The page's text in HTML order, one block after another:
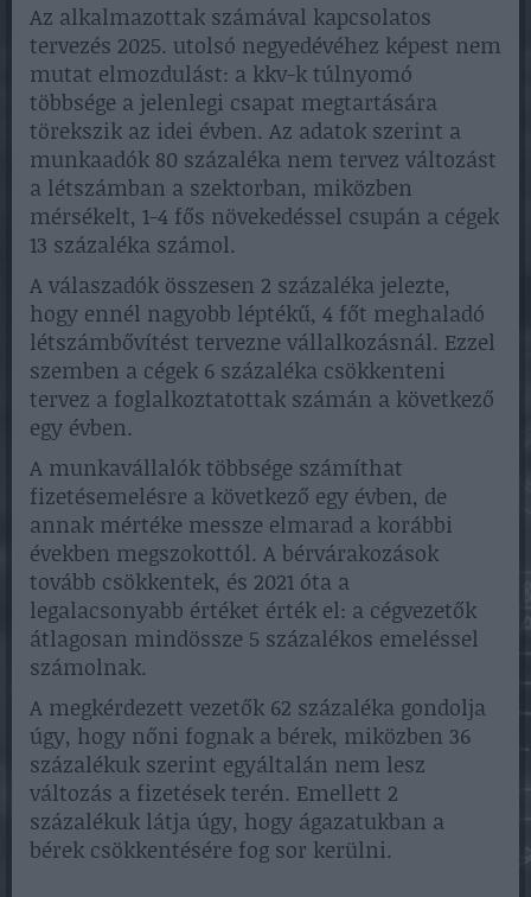
Az alkalmazottak számával kapcsolatos
tervezés 2025. utolsó negyedévéhez képest nem
mutat elmozdulást: a kkv-k túlnyomó
többsége a jelenlegi csapat megtartására
törekszik az idei évben. Az adatok szerint a
munkaadók 80 százaléka nem tervez változást
a létszámban a szektorban, miközben
mérsékelt, 1-4 fős növekedéssel csupán a cégek
13 százaléka számol.
A válaszadók összesen 2 százaléka jelezte,
hogy ennél nagyobb léptékű, 4 főt meghaladó
létszámbővítést tervezne vállalkozásnál. Ezzel
szemben a cégek 6 százaléka csökkenteni
tervez a foglalkoztatottak számán a következő
egy évben.
A munkavállalók többsége számíthat
fizetésemelésre a következő egy évben, de
annak mértéke messze elmarad a korábbi
években megszokottól. A bérvárakozások
tovább csökkentek, és 2021 óta a
legalacsonyabb értéket érték el: a cégvezetők
átlagosan mindössze 5 százalékos emeléssel
számolnak.
A megkérdezett vezetők 62 százaléka gondolja
úgy, hogy nőni fognak a bérek, miközben 36
százalékuk szerint egyáltalán nem lesz
változás a fizetések terén. Emellett 2
százalékuk látja úgy, hogy ágazatukban a
bérek csökkentésére fog sor kerülni.